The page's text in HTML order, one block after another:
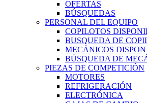
OFERTAS
BÚSQUEDAS
PERSONAL DEL EQUIPO
COPILOTOS
BUSQUEDA DE
MECÁNICOS
BÚSQUEDA DE
PIEZAS DE COMPETICIÓN
MOTORES
REFRIGERACIÓN
ELECTRÓNICA